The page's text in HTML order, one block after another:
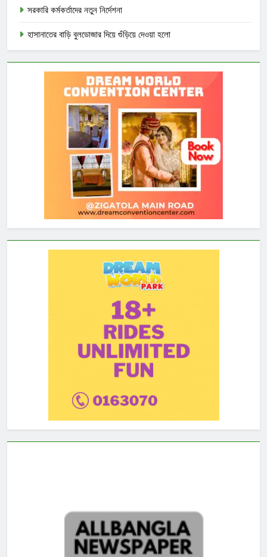
সরকারি কর্মকর্তাদের নতুন নির্দেশনা
হাসানাতের বাড়ি বুলডোজার দিয়ে গুঁড়িয়ে দেওয়া হলো